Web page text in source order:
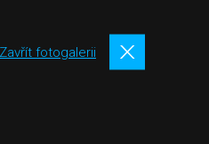
Zavřít fotogalerii